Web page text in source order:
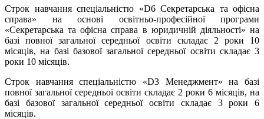
Строк навчання спеціальністю «D6 Секретарська та офісна
справа» на основі освітньо-професійної програми
«Секретарська та офісна справа в юридичній діяльності» на
базі повної загальної середньої освіти складає 2 роки 10
місяців, на базі базової загальної середньої освіти складає 3
роки 10 місяців.
Строк навчання спеціальністю «D3 Менеджмент» на базі
повної загальної середньої освіти складає 2 роки 6 місяців, на
базі базової загальної середньої освіти складає 3 роки 6
місяців.